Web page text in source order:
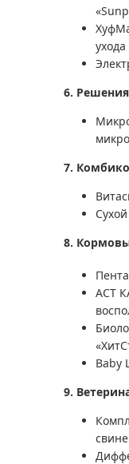
6.
7.
8.
АСТ
Baby
9.